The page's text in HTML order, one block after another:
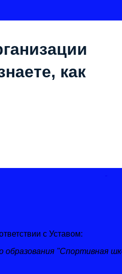
как
с Уставом:
образования "Спортивная